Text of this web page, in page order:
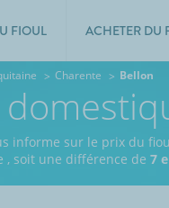
FIOUL ACHETER DU
Charente Bellon
informe sur le prix du
, soit une différence de 7